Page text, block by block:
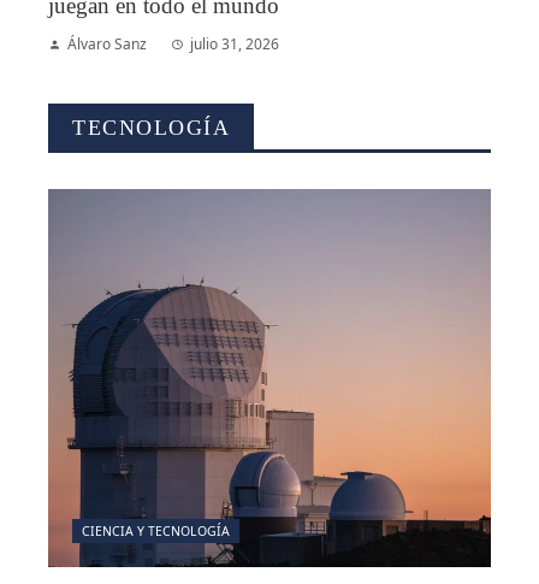
juegan en todo el mundo
Álvaro Sanz julio 31, 2026
TECNOLOGÍA
CIENCIA Y TECNOLOGÍA